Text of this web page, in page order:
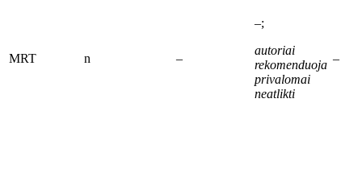
MRT n –
–;
autoriai
rekomenduoja
privalomai
neatlikti
–